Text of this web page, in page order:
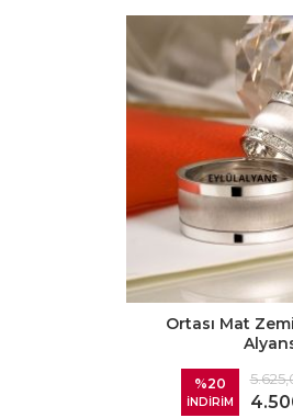
Ortası Mat
%20
İNDİRİM